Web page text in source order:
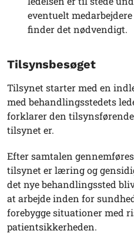
eventuelt
finder det nødvendigt.
Tilsynsbesøget
Tilsynet starter med en
med behandlingsstedets
forklarer den
tilsynet er.
Efter samtalen
tilsynet er læring og
det nye behandlingssted
at arbejde inden for
forebygge situationer med
patientsikkerheden.